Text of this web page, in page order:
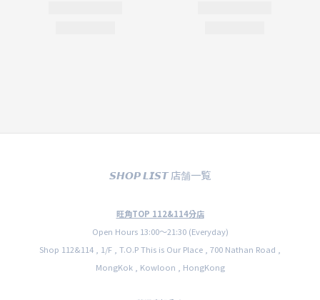
𝙎𝙃𝙊𝙋 𝙇𝙄𝙎𝙏 店舗一覧
旺角TOP 112&114分店
Open Hours 13:00〜21:30 (Everyday)
Shop 112&114 , 1/F , T.O.P This is Our Place , 700 Nathan Road ,
MongKok , Kowloon , HongKong